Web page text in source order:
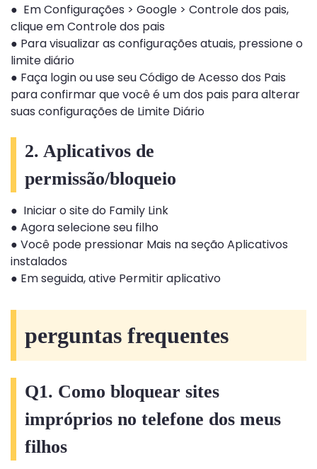
● Em Configurações > Google > Controle dos pais,
clique em Controle dos pais
● Para visualizar as configurações atuais, pressione o
limite diário
● Faça login ou use seu Código de Acesso dos Pais
para confirmar que você é um dos pais para alterar
suas configurações de Limite Diário
2. Aplicativos de
permissão/bloqueio
● Iniciar o site do Family Link
● Agora selecione seu filho
● Você pode pressionar Mais na seção Aplicativos
instalados
● Em seguida, ative Permitir aplicativo
perguntas frequentes
Q1. Como bloquear sites
impróprios no telefone dos meus
filhos